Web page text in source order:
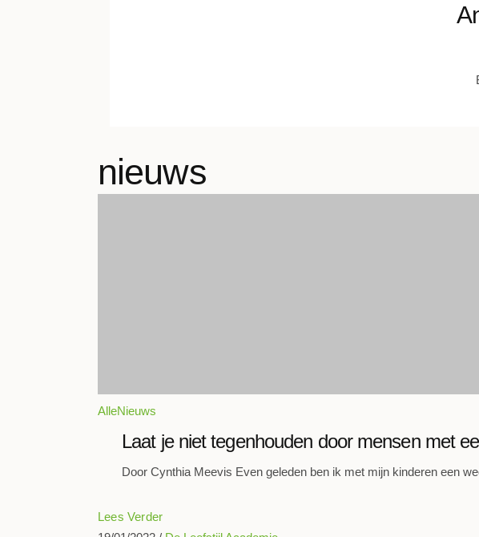
nieuws
AlleNieuws
Laat je niet tegenhouden door mensen met
Door Cynthia Meevis Even geleden ben ik met mijn kinderen een
Lees Verder